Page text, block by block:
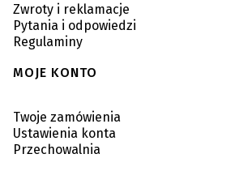
Zwroty i reklamacje
Pytania i odpowiedzi
Regulaminy
MOJE KONTO
Twoje zamówienia
Ustawienia konta
Przechowalnia